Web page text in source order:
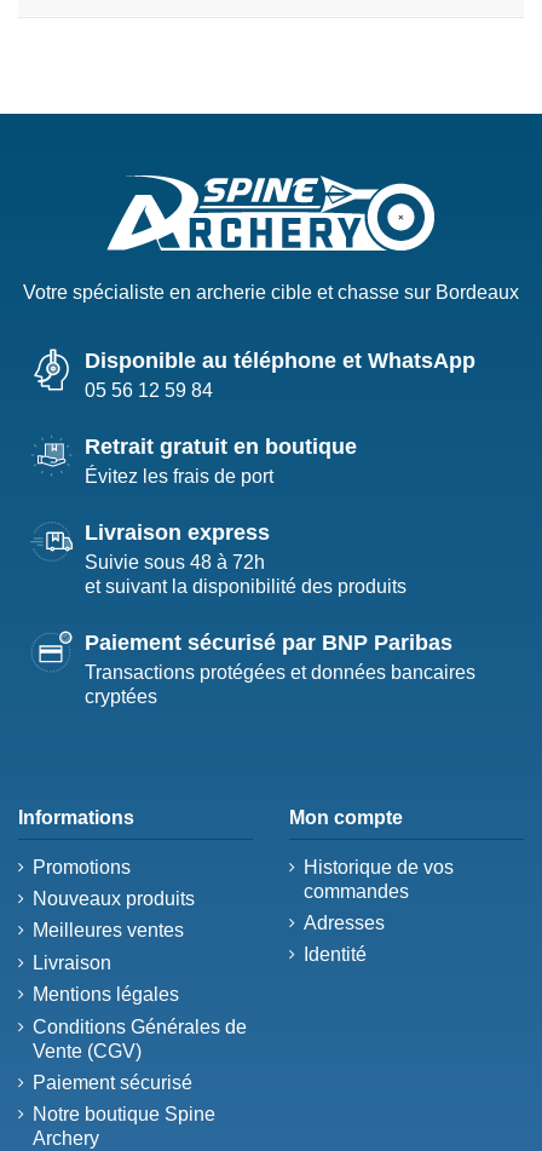
Votre spécialiste en archerie cible et chasse sur Bordeaux
Disponible au téléphone et WhatsApp
05 56 12 59 84
Retrait gratuit en boutique
Évitez les frais de port
Livraison express
Suivie sous 48 à 72h
et suivant la disponibilité des produits
Paiement sécurisé par BNP Paribas
Transactions protégées et données bancaires
cryptées
Informations
Promotions
Nouveaux produits
Meilleures ventes
Livraison
Mentions légales
Conditions Générales de
Vente (CGV)
Paiement sécurisé
Notre boutique Spine
Archery
Mon compte
Historique de vos
commandes
Adresses
Identité